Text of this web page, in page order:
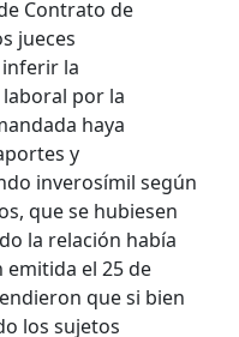
Contrato de
jueces
la
por la
haya
y
inverosímil según
que se hubiesen
la relación había
el 25 de
que si bien
los sujetos